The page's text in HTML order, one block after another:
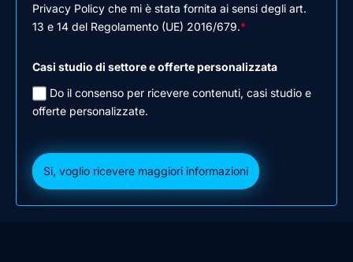
Privacy Policy che mi è stata fornita ai sensi degli art.
13 e 14 del Regolamento (UE) 2016/679.*
Casi studio di settore e offerte personalizzata
Do il consenso per ricevere contenuti, casi studio e
offerte personalizzate.
Si, voglio ricevere maggiori informazioni